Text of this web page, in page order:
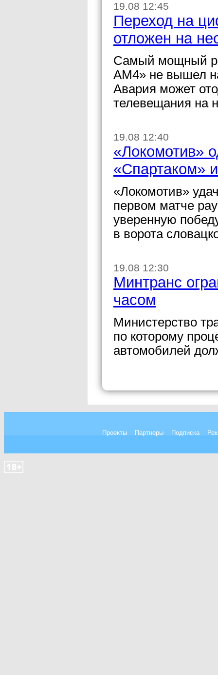
19.08 12:45
Переход на
отложен на
Самый мощный
АМ4» не вышел
Авария может
телевещания на
19.08 12:40
«Локомотив»
«Спартаком»
«Локомотив»
первом матче
уверенную
в ворота
19.08 12:30
Минтранс
часом
Министерство
по которому
автомобилей
Проекты Партнеры Подписка